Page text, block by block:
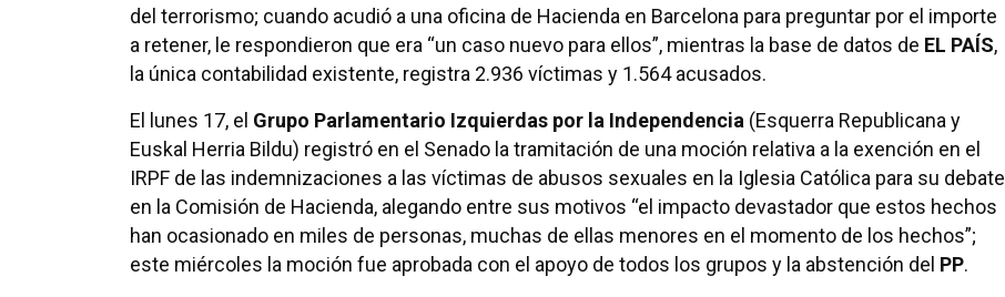
del terrorismo; cuando acudió a una oficina de Hacienda en Barcelona para preguntar por el importe
a retener, le respondieron que era “un caso nuevo para ellos”, mientras la base de datos de EL PAÍS,
la única contabilidad existente, registra 2.936 víctimas y 1.564 acusados.
El lunes 17, el Grupo Parlamentario Izquierdas por la Independencia (Esquerra Republicana y
Euskal Herria Bildu) registró en el Senado la tramitación de una moción relativa a la exención en el
IRPF de las indemnizaciones a las víctimas de abusos sexuales en la Iglesia Católica para su debate
en la Comisión de Hacienda, alegando entre sus motivos “el impacto devastador que estos hechos
han ocasionado en miles de personas, muchas de ellas menores en el momento de los hechos”;
este miércoles la moción fue aprobada con el apoyo de todos los grupos y la abstención del PP.